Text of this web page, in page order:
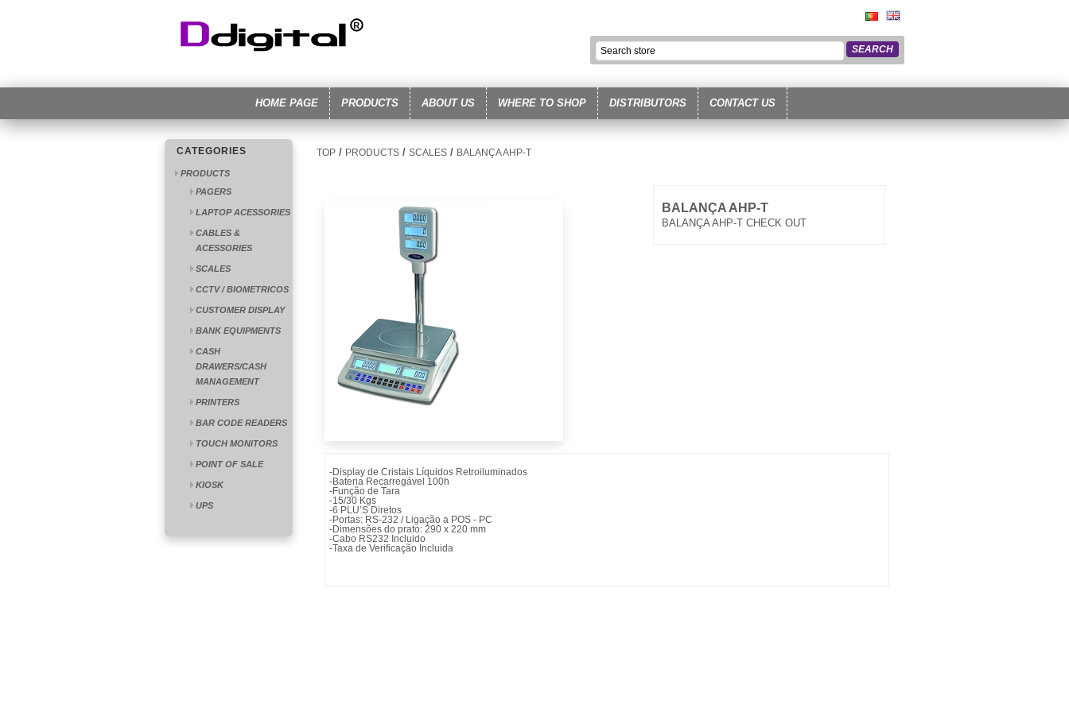
HOME PAGE PRODUCTS ABOUT US WHERE TO SHOP DISTRIBUTORS CONTACT US
CATEGORIES
PRODUCTS
PAGERS
LAPTOP ACESSORIES
CABLES &
ACESSORIES
SCALES
CCTV / BIOMETRICOS
CUSTOMER DISPLAY
BANK EQUIPMENTS
CASH
DRAWERS/CASH
MANAGEMENT
PRINTERS
BAR CODE READERS
TOUCH MONITORS
POINT OF SALE
KIOSK
UPS
TOP / PRODUCTS / SCALES / BALANÇA AHP-T
BALANÇA AHP-T
BALANÇA AHP-T CHECK OUT
-Display de Cristais Líquidos Retroiluminados
-Bateria Recarregável 100h
-Função de Tara
-15/30 Kgs
-6 PLU’S Diretos
-Portas: RS-232 / Ligação a POS - PC
-Dimensões do prato: 290 x 220 mm
-Cabo RS232 Incluido
-Taxa de Verificação Incluida